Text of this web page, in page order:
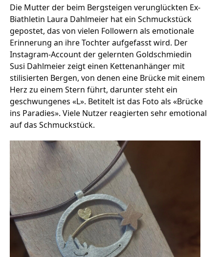
Stellenangebote
Unternehmen
Das geheime Geräusch
Wandern
Fotobox
Amphibienschutz
Team
Programm
Service
Nachgehört
Podcast
Newsletter
Zeit fürs Oberland
Handwerker
Die Mutter der beim Bergsteigen verunglückten Ex-
Biathletin Laura Dahlmeier hat ein Schmuckstück
gepostet, das von vielen Followern als emotionale
Erinnerung an ihre Tochter aufgefasst wird. Der
Instagram-Account der gelernten Goldschmiedin
Susi Dahlmeier zeigt einen Kettenanhänger mit
stilisierten Bergen, von denen eine Brücke mit einem
Herz zu einem Stern führt, darunter steht ein
geschwungenes «L». Betitelt ist das Foto als «Brücke
ins Paradies». Viele Nutzer reagierten sehr emotional
auf das Schmuckstück.